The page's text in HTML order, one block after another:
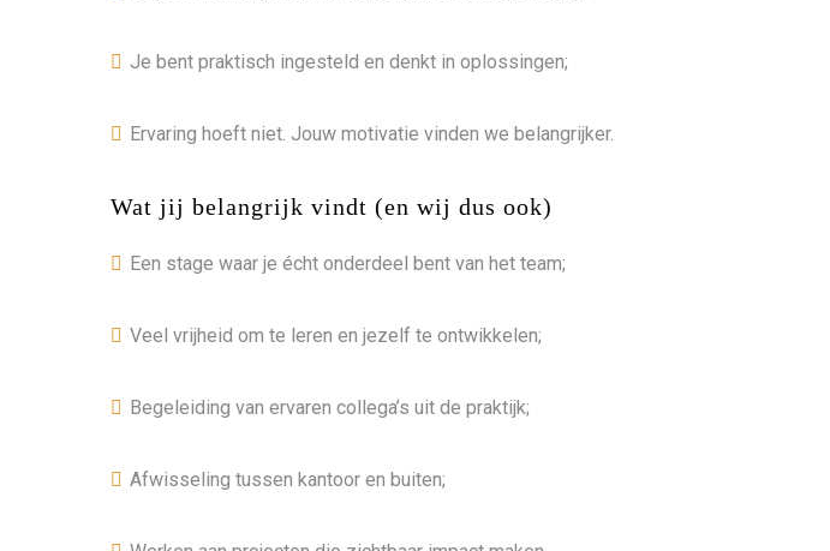
Je bent praktisch ingesteld en denkt in oplossingen;
Ervaring hoeft niet. Jouw motivatie vinden we belangrijker.
Wat jij belangrijk vindt (en wij dus ook)
Een stage waar je écht onderdeel bent van het team;
Veel vrijheid om te leren en jezelf te ontwikkelen;
Begeleiding van ervaren collega’s uit de praktijk;
Afwisseling tussen kantoor en buiten;